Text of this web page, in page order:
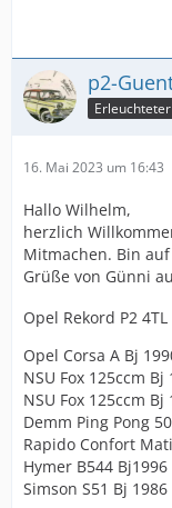
p2-
Erleuchteter
16. Mai 2023 um 16:43
Hallo Wilhelm,
herzlich
Mitmachen. Bin
Grüße von Günni
Opel Rekord P2
Opel Corsa A Bj
NSU Fox 125ccm Bj
NSU Fox 125ccm Bj
Demm Ping Pong
Rapido Confort
Hymer B544 Bj1996
Simson S51 Bj 1986